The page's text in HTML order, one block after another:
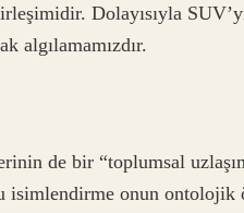
Dolayısıyla
algılamamızdır.
de bir “toplumsal
isimlendirme onun ontolojik